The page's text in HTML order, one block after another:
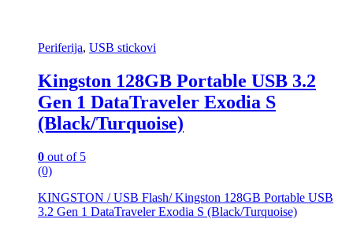
Periferija, USB stickovi
Kingston 128GB Portable USB 3.2
Gen 1 DataTraveler Exodia S
(Black/Turquoise)
0 out of 5
(0)
KINGSTON / USB Flash/ Kingston 128GB Portable USB
3.2 Gen 1 DataTraveler Exodia S (Black/Turquoise)